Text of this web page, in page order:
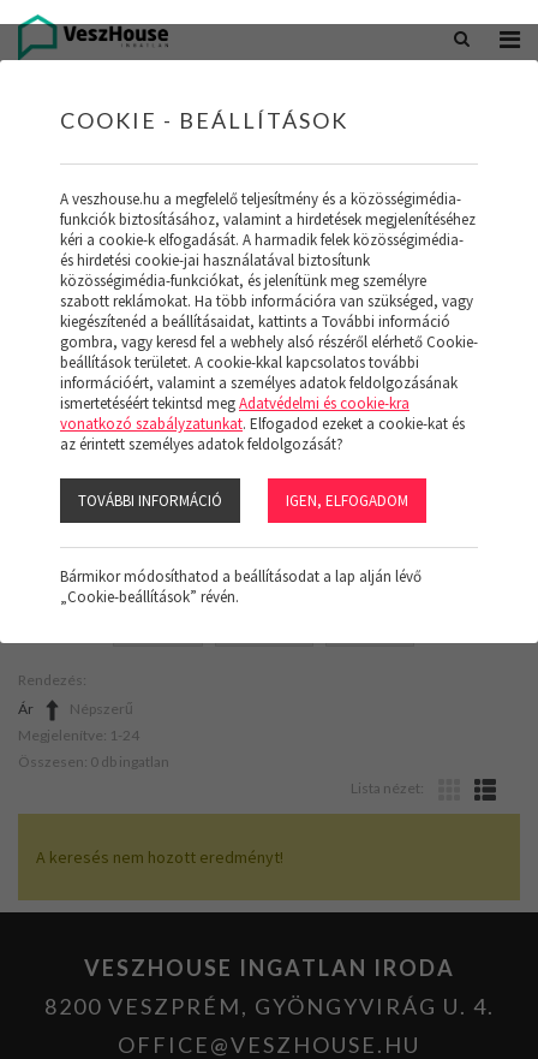
office@veszhouse.hu +36 20 402 5098
INGATLAN KÉSZLETÜNK
(19)
Szűrő megjelenítése
Rendezés:
Ár
Népszerű
Megjelenítve: 1-24
Összesen: 0 db ingatlan
Lista nézet:
A keresés nem hozott eredményt!
VESZHOUSE INGATLAN IRODA
8200 VESZPRÉM, GYÖNGYVIRÁG U. 4.
OFFICE@VESZHOUSE.HU
COOKIE - BEÁLLÍTÁSOK
A veszhouse.hu a megfelelő teljesítmény és a közösségimédia-
funkciók biztosításához, valamint a hirdetések megjelenítéséhez
kéri a cookie-k elfogadását. A harmadik felek közösségimédia-
és hirdetési cookie-jai használatával biztosítunk
közösségimédia-funkciókat, és jelenítünk meg személyre
szabott reklámokat. Ha több információra van szükséged, vagy
kiegészítenéd a beállításaidat, kattints a További információ
gombra, vagy keresd fel a webhely alsó részéről elérhető Cookie-
beállítások területet. A cookie-kkal kapcsolatos további
információért, valamint a személyes adatok feldolgozásának
ismertetéséért tekintsd megAdatvédelmi és cookie-kra
vonatkozó szabályzatunkat. Elfogadod ezeket a cookie-kat és
az érintett személyes adatok feldolgozását?
TOVÁBBI INFORMÁCIÓ IGEN, ELFOGADOM
Bármikor módosíthatod a beállításodat a lap alján lévő
„Cookie-beállítások” révén.